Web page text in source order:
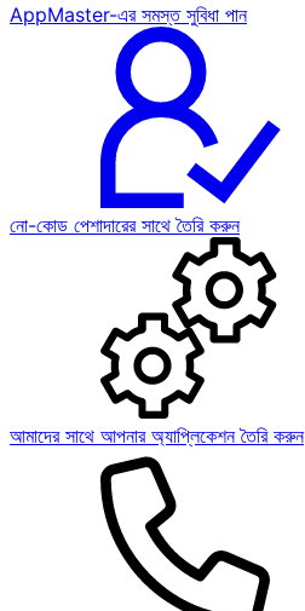
AppMaster-এর সমস্ত সুবিধা পান
নো-কোড পেশাদারের সাথে তৈরি করুন
আমাদের সাথে আপনার অ্যাপ্লিকেশন তৈরি করুন